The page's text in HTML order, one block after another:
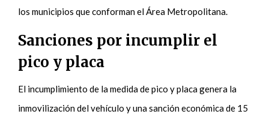
los municipios que conforman el Área Metropolitana.
Sanciones por incumplir el
pico y placa
El incumplimiento de la medida de pico y placa genera la
inmovilización del vehículo y una sanción económica de 15